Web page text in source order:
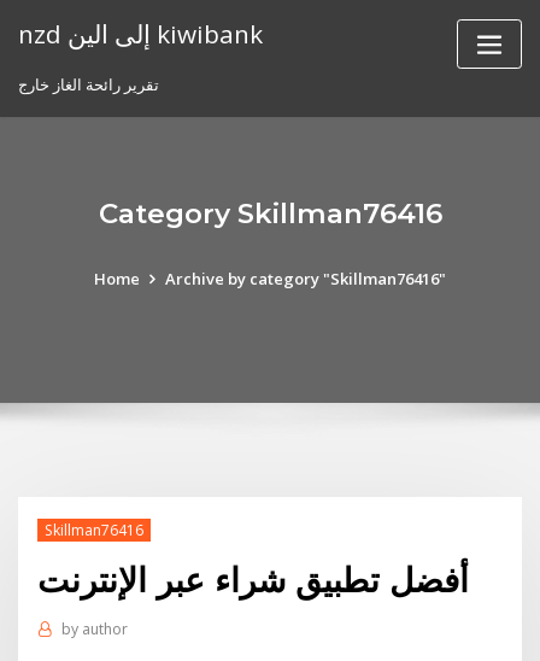
nzd إلى الين kiwibank
تقرير رائحة الغاز خارج
Category Skillman76416
Home Archive by category "Skillman76416"
Skillman76416
أفضل تطبيق شراء عبر الإنترنت
by author